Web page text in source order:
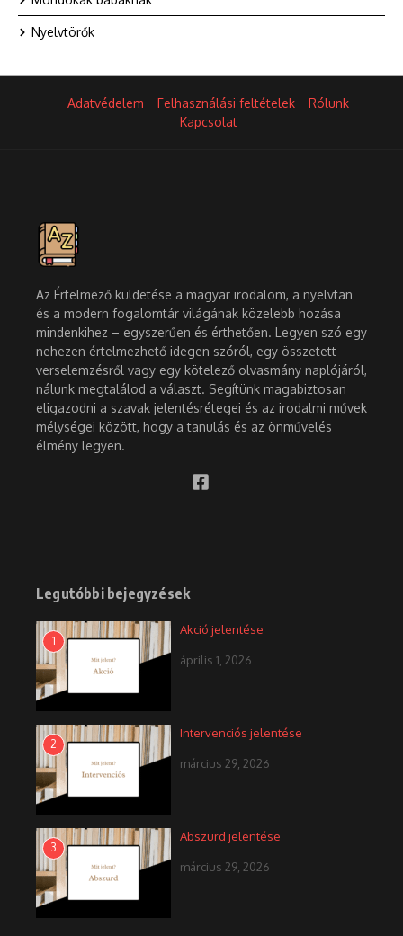
Nyelvtörők
Adatvédelem Felhasználási feltételek
Rólunk
Kapcsolat
Az Értelmező küldetése a magyar irodalom, a nyelvtan
és a modern fogalomtár világának közelebb hozása
mindenkihez – egyszerűen és érthetően. Legyen szó egy
nehezen értelmezhető idegen szóról, egy összetett
verselemzésről vagy egy kötelező olvasmány naplójáról,
nálunk megtalálod a választ. Segítünk magabiztosan
eligazodni a szavak jelentésrétegei és az irodalmi művek
mélységei között, hogy a tanulás és az önművelés
élmény legyen.
Legutóbbi bejegyzések
1
Akció jelentése
április 1, 2026
2
Intervenciós jelentése
március 29, 2026
3
Abszurd jelentése
március 29, 2026